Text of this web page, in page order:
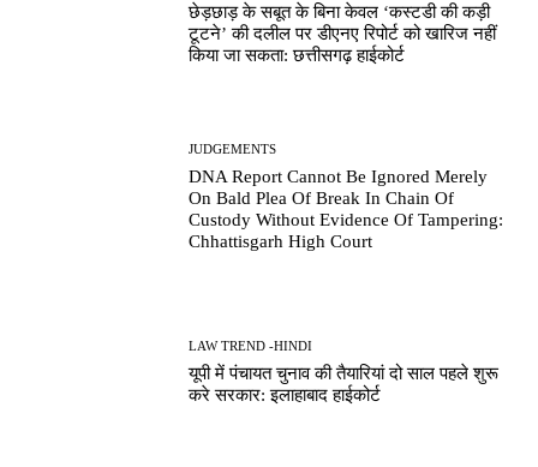
छेड़छाड़ के सबूत के बिना केवल ‘कस्टडी की कड़ी
टूटने’ की दलील पर डीएनए रिपोर्ट को खारिज नहीं
किया जा सकता: छत्तीसगढ़ हाईकोर्ट
JUDGEMENTS
DNA Report Cannot Be Ignored Merely
On Bald Plea Of Break In Chain Of
Custody Without Evidence Of Tampering:
Chhattisgarh High Court
LAW TREND -HINDI
यूपी में पंचायत चुनाव की तैयारियां दो साल पहले शुरू
करे सरकार: इलाहाबाद हाईकोर्ट